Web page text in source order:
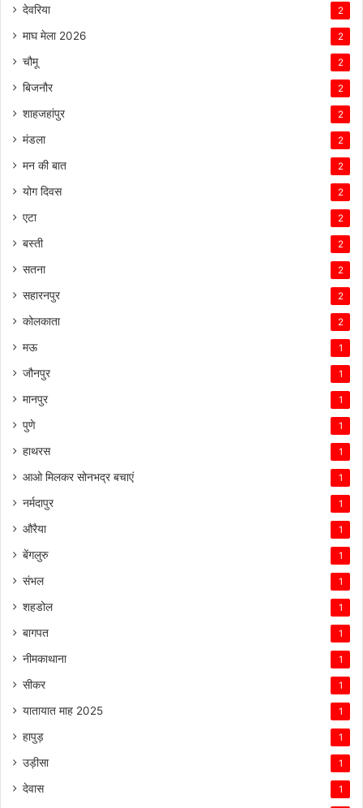
देवरिया 2
माघ मेला 2026 2
चौमू 2
बिजनौर 2
शाहजहांपुर 2
मंडला 2
मन की बात 2
योग दिवस 2
एटा 2
बस्ती 2
सतना 2
सहारनपुर 2
कोलकाता 2
मऊ 1
जौनपुर 1
मानपुर 1
पुणे 1
हाथरस 1
आओ मिलकर सोनभद्र बचाएं 1
नर्मदापुर 1
औरैया 1
बेंगलुरु 1
संभल 1
शहडोल 1
बागपत 1
नीमकाथाना 1
सीकर 1
यातायात माह 2025 1
हापुड़ 1
उड़ीसा 1
देवास 1